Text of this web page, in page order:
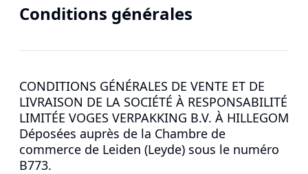
Conditions générales
CONDITIONS GÉNÉRALES DE VENTE ET DE
LIVRAISON DE LA SOCIÉTÉ À RESPONSABILITÉ
LIMITÉE VOGES VERPAKKING B.V. À HILLEGOM
Déposées auprès de la Chambre de
commerce de Leiden (Leyde) sous le numéro
B773.